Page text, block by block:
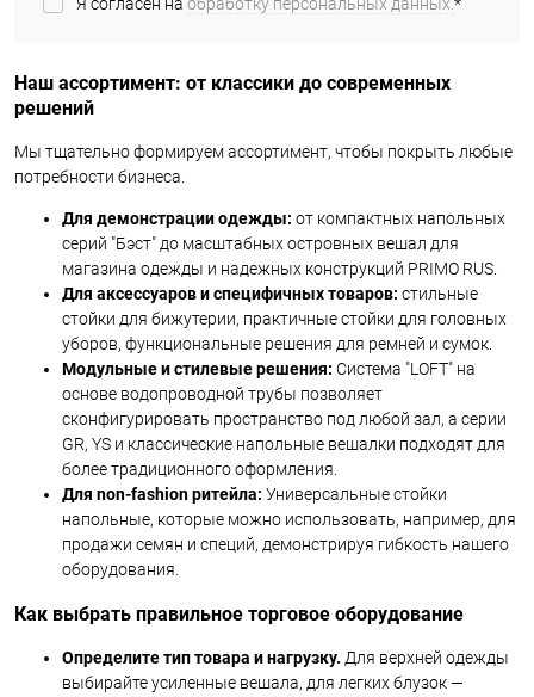
Я согласен на обработку персональных данных.*
Наш ассортимент: от классики до современных
решений
Мы тщательно формируем ассортимент, чтобы покрыть любые
потребности бизнеса.
Для демонстрации одежды: от компактных напольных
серий "Бэст" до масштабных островных вешал для
магазина одежды и надежных конструкций PRIMO RUS.
Для аксессуаров и специфичных товаров: стильные
стойки для бижутерии, практичные стойки для головных
уборов, функциональные решения для ремней и сумок.
Модульные и стилевые решения: Система "LOFT" на
основе водопроводной трубы позволяет
сконфигурировать пространство под любой зал, а серии
GR, YS и классические напольные вешалки подходят для
более традиционного оформления.
Для non-fashion ритейла: Универсальные стойки
напольные, которые можно использовать, например, для
продажи семян и специй, демонстрируя гибкость нашего
оборудования.
Как выбрать правильное торговое оборудование
Определите тип товара и нагрузку. Для верхней одежды
выбирайте усиленные вешала, для легких блузок —